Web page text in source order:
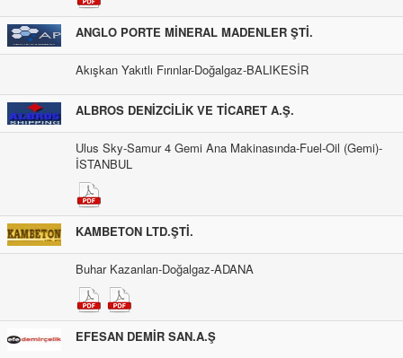
ANGLO PORTE MİNERAL MADENLER ŞTİ.
Akışkan Yakıtlı Fırınlar-Doğalgaz-BALIKESİR
ALBROS DENİZCİLİK VE TİCARET A.Ş.
Ulus Sky-Samur 4 Gemi Ana Makinasında-Fuel-Oil (Gemi)-
İSTANBUL
KAMBETON LTD.ŞTİ.
Buhar Kazanları-Doğalgaz-ADANA
EFESAN DEMİR SAN.A.Ş